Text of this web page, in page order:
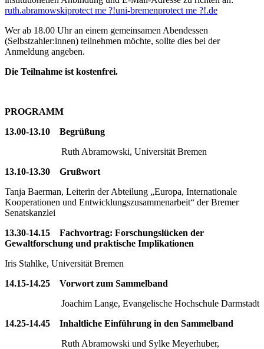
ruth.abramowskiprotect me ?!uni-bremenprotect me ?!.de
Wer ab 18.00 Uhr an einem gemeinsamen Abendessen
(Selbstzahler:innen) teilnehmen möchte, sollte dies bei der
Anmeldung angeben.
Die Teilnahme ist kostenfrei.
PROGRAMM
13.00-13.10 Begrüßung
Ruth Abramowski, Universität Bremen
13.10-13.30 Grußwort
Tanja Baerman, Leiterin der Abteilung „Europa, Internationale
Kooperationen und Entwicklungszusammenarbeit“ der Bremer
Senatskanzlei
13.30-14.15 Fachvortrag: Forschungslücken der
Gewaltforschung und praktische Implikationen
Iris Stahlke, Universität Bremen
14.15-14.25 Vorwort zum Sammelband
Joachim Lange, Evangelische Hochschule Darmstadt
14.25-14.45 Inhaltliche Einführung in den Sammelband
Ruth Abramowski und Sylke Meyerhuber,